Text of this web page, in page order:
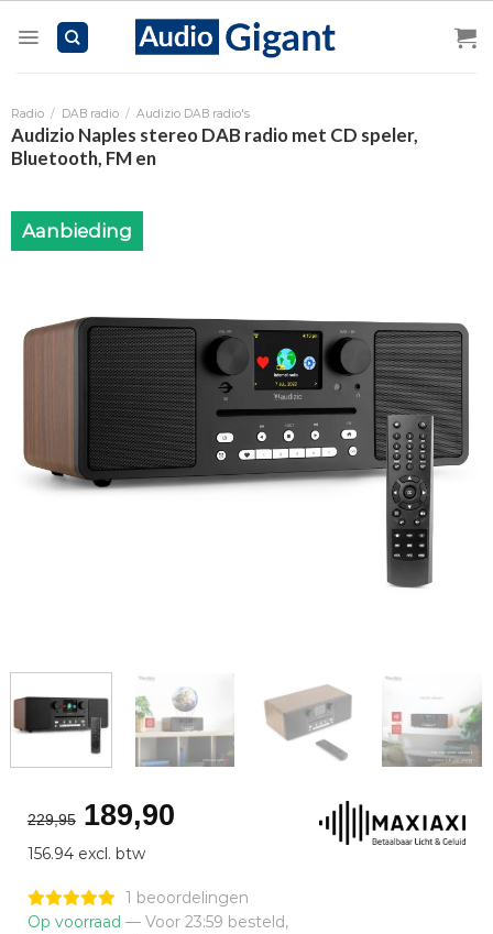
Radio / DAB radio / Audizio DAB radio's
Audizio Naples stereo DAB radio met CD speler,
Bluetooth, FM en
Aanbieding
229,95 Oorspronkelijke
prijs
was:
€229,95.
189,90Huidige
€189,90.
156.94 excl. btw
1 beoordelingen
Op voorraad — Voor 23:59 besteld,